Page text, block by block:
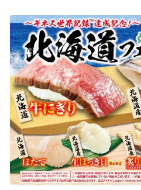
ぜひくら寿司へお越しください！✨